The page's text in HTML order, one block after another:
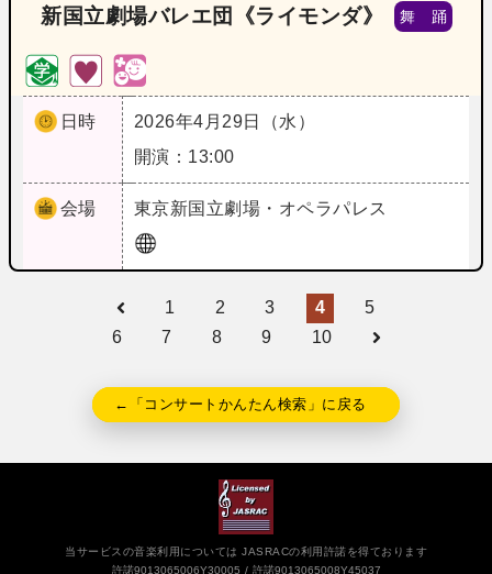
新国立劇場バレエ団《ライモンダ》 舞 踊
日時
2026年4月29日（水）
開演：13:00
会場 東京新国立劇場・オペラパレス
1 2 3 4
5
6
7 8 9 10
←「コンサートかんたん検索」に戻る
当サービスの音楽利用については JASRACの利用許諾を得ております
許諾9013065006Y30005
許諾9013065008Y45037